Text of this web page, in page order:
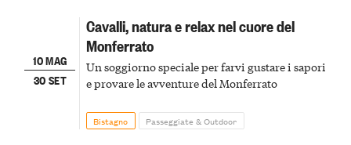
10 MAG
30 SET
Cavalli, natura e relax nel cuore del
Monferrato
Un soggiorno speciale per farvi gustare i sapori
e provare le avventure del Monferrato
Bistagno Passeggiate & Outdoor